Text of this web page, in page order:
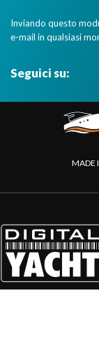
Inviando questo
e-mail in qualsiasi
Seguici su:
MADE